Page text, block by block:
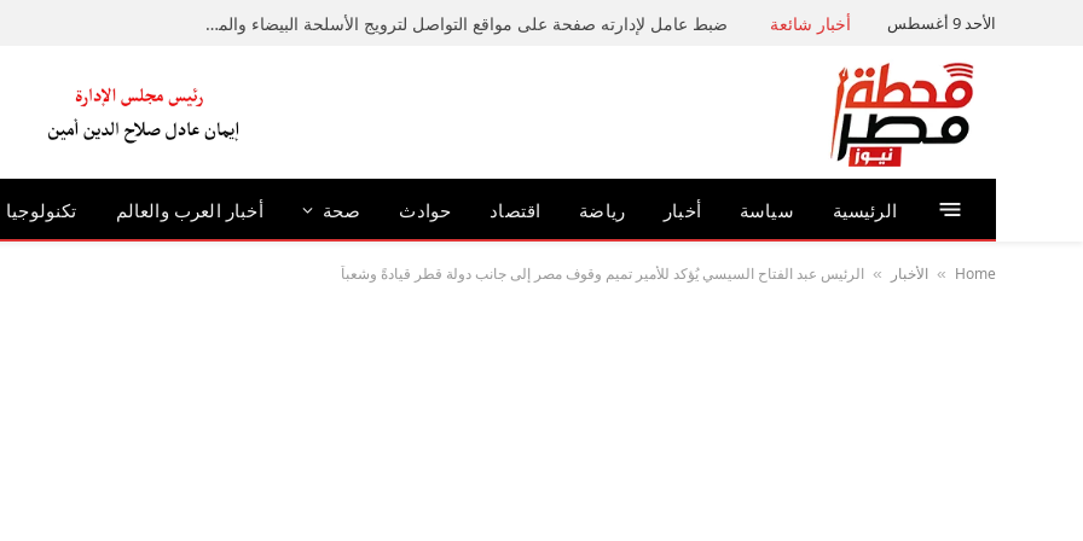
الأحد 9 أغسطس أخبار شائعة ضبط عامل لإدارته صفحة على مواقع التواصل لترويج الأسلحة البيضاء والمخدرات
الرئيسية سياسة أخبار رياضة اقتصاد حوادث صحة أخبار العرب والعالم تكنولوجيا
Home
» الأخبار » الرئيس عبد الفتاح السيسي يُؤكد للأمير تميم وقوف مصر إلى جانب دولة قطر قيادةً وشعباً